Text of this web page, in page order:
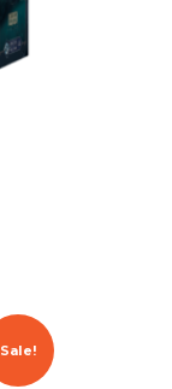
Sale!